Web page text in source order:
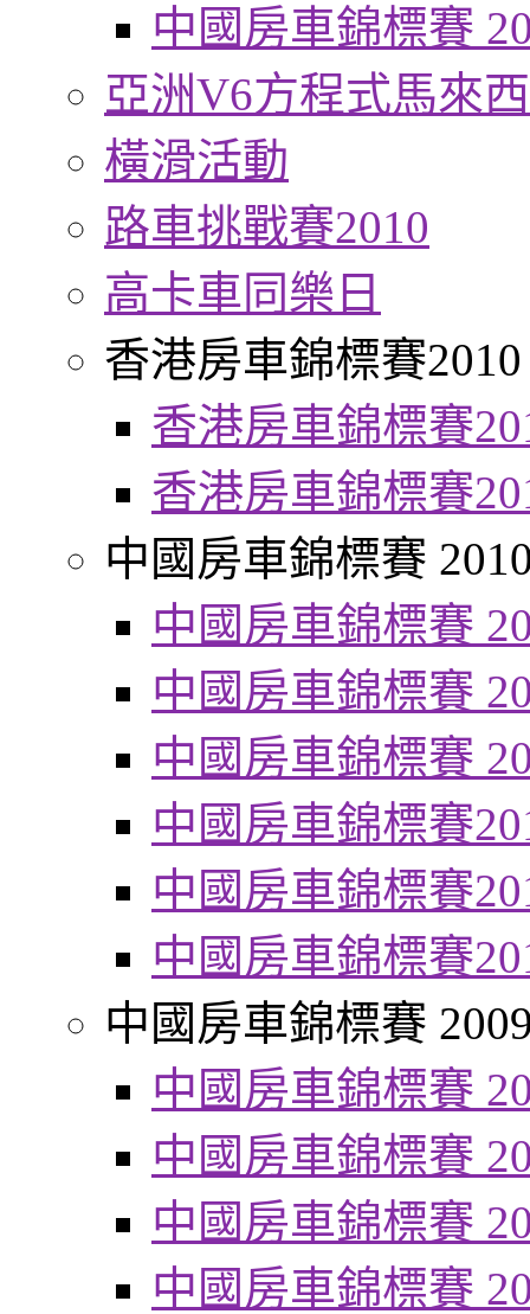
中國房車錦標賽
亞洲V6方程式馬來
橫滑活動
路車挑戰賽2010
高卡車同樂日
香港房車錦標賽2010
香港房車錦標賽
香港房車錦標賽
中國房車錦標賽
中國房車錦標賽
中國房車錦標賽
中國房車錦標賽
中國房車錦標賽
中國房車錦標賽
中國房車錦標賽
中國房車錦標賽
中國房車錦標賽
中國房車錦標賽
中國房車錦標賽
中國房車錦標賽